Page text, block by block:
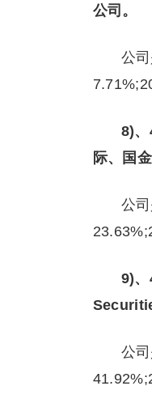
公司。
公
8)
际、国
公
9)
公